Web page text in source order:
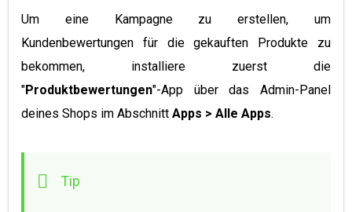
Um eine Kampagne zu erstellen, um
Kundenbewertungen für die gekauften Produkte zu
bekommen, installiere zuerst die
"Produktbewertungen"-App über das Admin-Panel
deines Shops im Abschnitt Apps > Alle Apps.